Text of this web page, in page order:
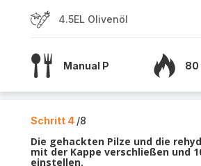
4.5EL Olivenöl
Manual P 80
Schritt 4 /8
Die gehackten Pilze und die
mit der Kappe verschließen und
einstellen.